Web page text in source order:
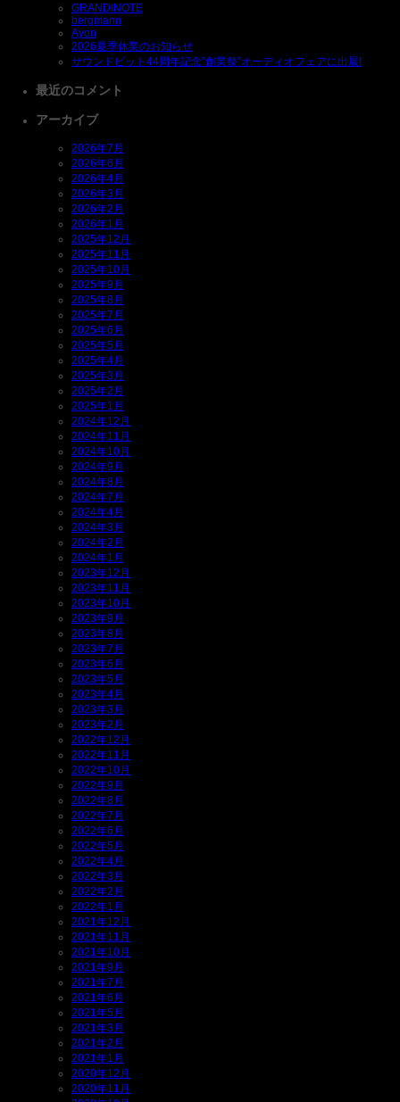
GRANDINOTE
bergmann
Ayon
2026夏季休業のお知らせ
サウンドピット44周年記念”創業祭”オーディオフェアに出展!
最近のコメント
アーカイブ
2026年7月
2026年6月
2026年4月
2026年3月
2026年2月
2026年1月
2025年12月
2025年11月
2025年10月
2025年9月
2025年8月
2025年7月
2025年6月
2025年5月
2025年4月
2025年3月
2025年2月
2025年1月
2024年12月
2024年11月
2024年10月
2024年9月
2024年8月
2024年7月
2024年4月
2024年3月
2024年2月
2024年1月
2023年12月
2023年11月
2023年10月
2023年9月
2023年8月
2023年7月
2023年6月
2023年5月
2023年4月
2023年3月
2023年2月
2022年12月
2022年11月
2022年10月
2022年9月
2022年8月
2022年7月
2022年6月
2022年5月
2022年4月
2022年3月
2022年2月
2022年1月
2021年12月
2021年11月
2021年10月
2021年9月
2021年7月
2021年6月
2021年5月
2021年3月
2021年2月
2021年1月
2020年12月
2020年11月